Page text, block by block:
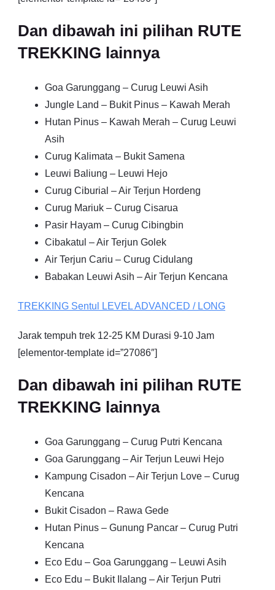
Dan dibawah ini pilihan RUTE
TREKKING lainnya
Goa Garunggang – Curug Leuwi Asih
Jungle Land – Bukit Pinus – Kawah Merah
Hutan Pinus – Kawah Merah – Curug Leuwi
Asih
Curug Kalimata – Bukit Samena
Leuwi Baliung – Leuwi Hejo
Curug Ciburial – Air Terjun Hordeng
Curug Mariuk – Curug Cisarua
Pasir Hayam – Curug Cibingbin
Cibakatul – Air Terjun Golek
Air Terjun Cariu – Curug Cidulang
Babakan Leuwi Asih – Air Terjun Kencana
TREKKING Sentul LEVEL ADVANCED / LONG
Jarak tempuh trek 12-25 KM Durasi 9-10 Jam
[elementor-template id=”27086″]
Dan dibawah ini pilihan RUTE
TREKKING lainnya
Goa Garunggang – Curug Putri Kencana
Goa Garunggang – Air Terjun Leuwi Hejo
Kampung Cisadon – Air Terjun Love – Curug
Kencana
Bukit Cisadon – Rawa Gede
Hutan Pinus – Gunung Pancar – Curug Putri
Kencana
Eco Edu – Goa Garunggang – Leuwi Asih
Eco Edu – Bukit Ilalang – Air Terjun Putri